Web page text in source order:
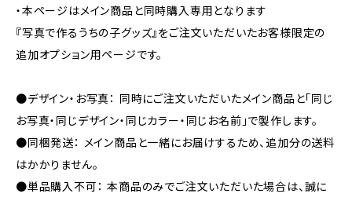
・本ページはメイン商品と同時購入専用となります
『写真で作るうちの子グッズ』をご注文いただいたお客様限定の
追加オプション用ページです。
●デザイン・お写真： 同時にご注文いただいたメイン商品と「同じ
お写真・同じデザイン・同じカラー・同じお名前」で製作します。
●同梱発送： メイン商品と一緒にお届けするため、追加分の送料
はかかりません。
●単品購入不可： 本商品のみでご注文いただいた場合は、誠に